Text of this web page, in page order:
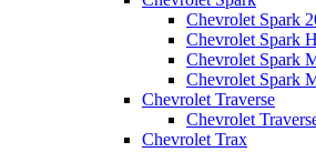
Chevrolet Spark
Chevrolet Spark
Chevrolet Spark
Chevrolet Spark
Chevrolet Traverse
Chevrolet
Chevrolet Trax